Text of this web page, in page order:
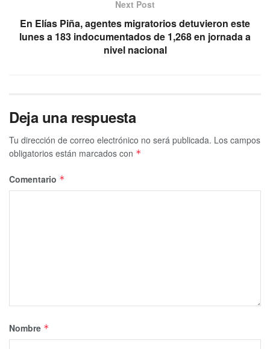
Next Post
En Elías Piña, agentes migratorios detuvieron este
lunes a 183 indocumentados de 1,268 en jornada a
nivel nacional
Deja una respuesta
Tu dirección de correo electrónico no será publicada. Los campos
obligatorios están marcados con *
Comentario *
Nombre *